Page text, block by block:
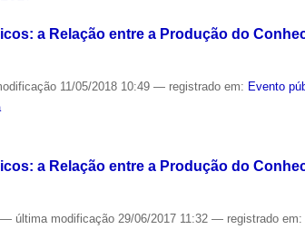
a Relação entre a Produção do
11/05/2018 10:49— registrado em: Evento
a Relação entre a Produção do
— última modificação 29/06/2017 11:32— registrado em: